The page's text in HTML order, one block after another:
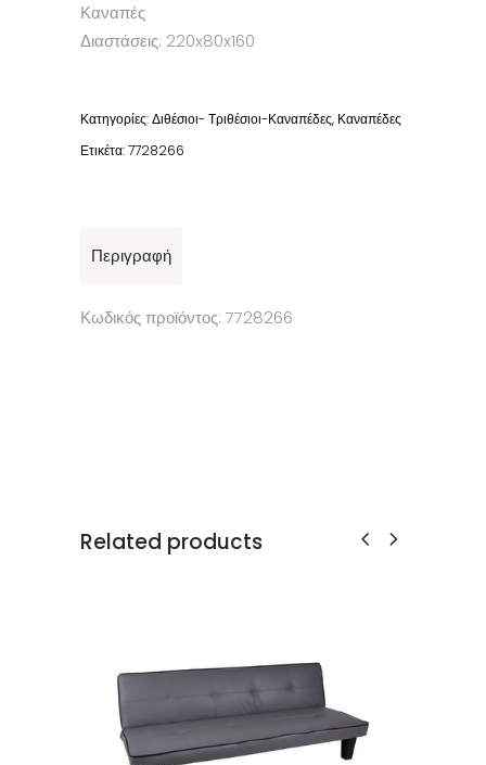
Καναπές
Διαστάσεις: 220x80x160
Κατηγορίες:Διθέσιοι- Τριθέσιοι-Καναπέδες, Καναπέδες
Ετικέτα:7728266
Περιγραφή
Κωδικός προϊόντος: 7728266
Related products